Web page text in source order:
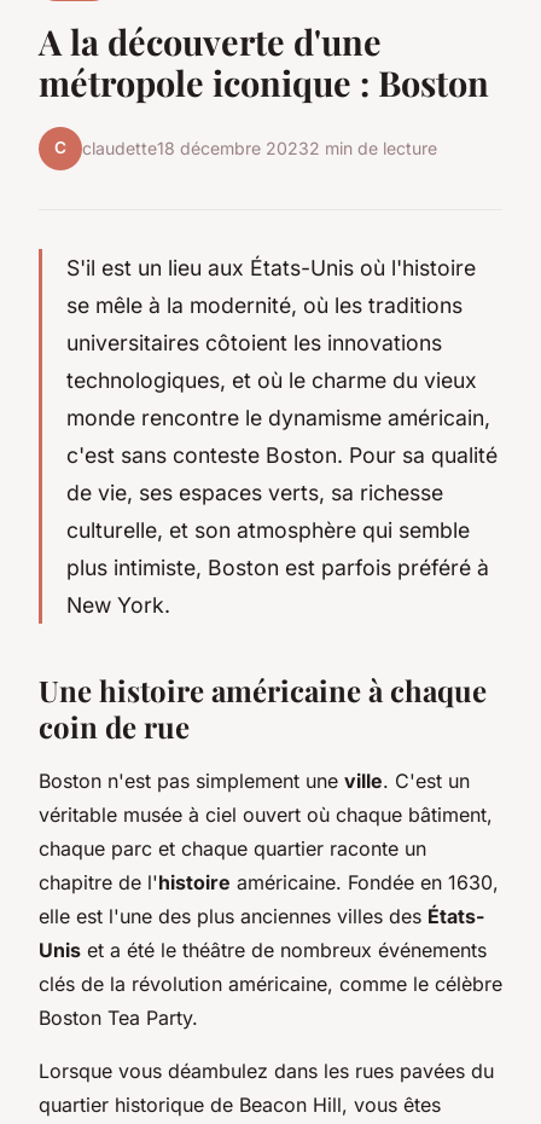
A la découverte d'une
métropole iconique : Boston
C claudette18 décembre 20232 min de lecture
S'il est un lieu aux États-Unis où l'histoire
se mêle à la modernité, où les traditions
universitaires côtoient les innovations
technologiques, et où le charme du vieux
monde rencontre le dynamisme américain,
c'est sans conteste Boston. Pour sa qualité
de vie, ses espaces verts, sa richesse
culturelle, et son atmosphère qui semble
plus intimiste, Boston est parfois préféré à
New York.
Une histoire américaine à chaque
coin de rue
Boston n'est pas simplement une ville. C'est un
véritable musée à ciel ouvert où chaque bâtiment,
chaque parc et chaque quartier raconte un
chapitre de l'histoire américaine. Fondée en 1630,
elle est l'une des plus anciennes villes des États-
Unis et a été le théâtre de nombreux événements
clés de la révolution américaine, comme le célèbre
Boston Tea Party.
Lorsque vous déambulez dans les rues pavées du
quartier historique de Beacon Hill, vous êtes